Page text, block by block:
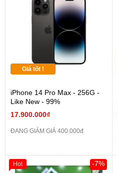
Giá tốt !
iPhone 14 Pro Max - 256G -
Like New - 99%
17.900.000₫
ĐANG GIẢM GIÁ 400.000đ
-7%
Hot